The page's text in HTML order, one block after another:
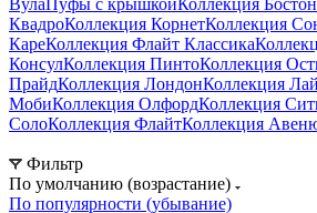
КвадроКоллекция КорнетКоллекция
КареКоллекция Флайт Классика
КонсулКоллекция ПинтоКоллекция
ПрайдКоллекция ЛондонКоллекция
МобиКоллекция ОлфордКоллекция
СолоКоллекция ФлайтКоллекция
Фильтр
По умолчанию (возрастание)
По популярности (убывание)